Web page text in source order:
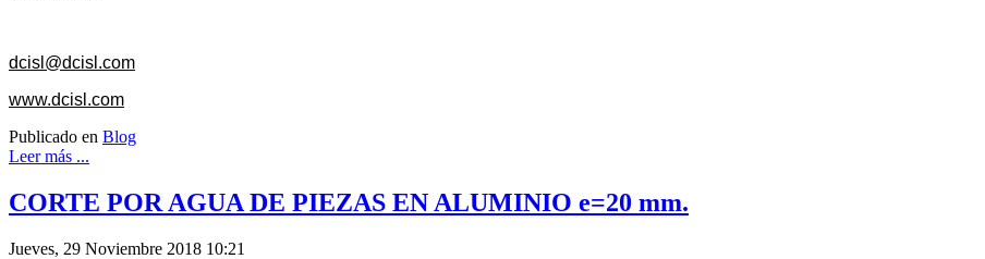
dcisl@dcisl.com
www.dcisl.com
Publicado en Blog
Leer más ...
CORTE POR AGUA DE PIEZAS EN ALUMINIO e=20 mm.
Jueves, 29 Noviembre 2018 10:21